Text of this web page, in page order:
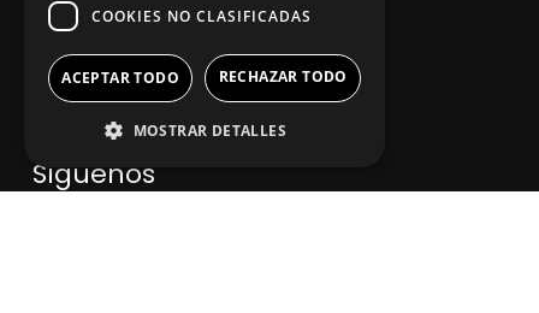
Síguenos
COOKIES NO CLASIFICADAS
ACEPTAR TODO RECHAZAR TODO
MOSTRAR DETALLES